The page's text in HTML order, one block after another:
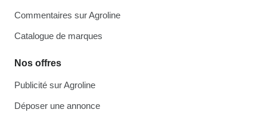
Commentaires sur Agroline
Catalogue de marques
Nos offres
Publicité sur Agroline
Déposer une annonce